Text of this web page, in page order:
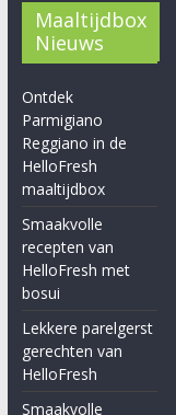
Maaltijdbox
Nieuws
Ontdek
Parmigiano
Reggiano in de
HelloFresh
maaltijdbox
Smaakvolle
recepten van
HelloFresh met
bosui
Lekkere parelgerst
gerechten van
HelloFresh
Smaakvolle